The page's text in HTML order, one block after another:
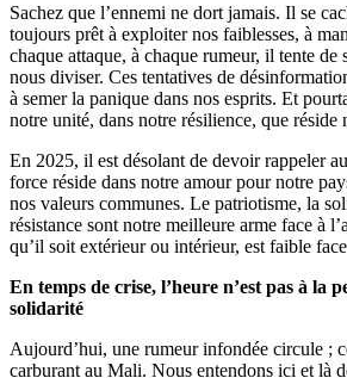
Sachez que l’ennemi ne dort jamais. Il se
toujours prêt à exploiter nos faiblesses, à
chaque attaque, à chaque rumeur, il tente de
nous diviser. Ces tentatives de
à semer la panique dans nos esprits. Et
notre unité, dans notre résilience, que réside
En 2025, il est désolant de devoir rappeler
force réside dans notre amour pour notre
nos valeurs communes. Le patriotisme, la
résistance sont notre meilleure arme face à
qu’il soit extérieur ou intérieur, est faible
En temps de crise, l’heure n’est pas à la
solidarité
Aujourd’hui, une rumeur infondée circule ;
carburant au Mali. Nous entendons ici et là